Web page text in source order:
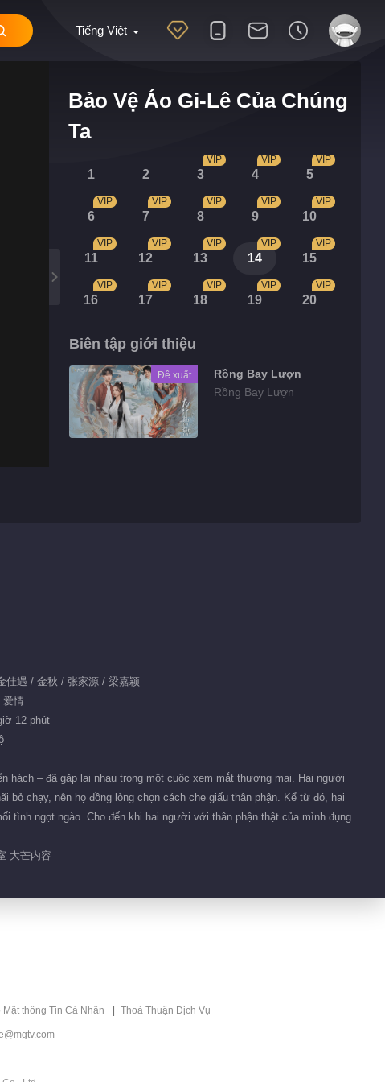
Tiếng Việt
Bảo Vệ Áo Gi-Lê Của Chúng
Ta
1 2 3
VIP
4
VIP
5
VIP
6
VIP
7
VIP
8
VIP
9
VIP
10
VIP
11
VIP
12
VIP
13
VIP
14
VIP
15
VIP
16
VIP
17
VIP
18
VIP
19
VIP
20
VIP
Biên tập giới thiệu
Đề xuất
Rồng Bay Lượn
Rồng Bay Lượn
佳遇 / 金秋 / 张家源 / 梁嘉颖
爱情
12 phút
hách – đã gặp lại nhau trong một cuộc xem mắt thương mại. Hai người
chạy, nên họ đồng lòng chọn cách che giấu thân phận. Kể từ đó, hai
tình ngọt ngào. Cho đến khi hai người với thân phận thật của mình đụng
大芒内容
thông Tin Cá Nhân Thoả Thuận Dịch Vụ